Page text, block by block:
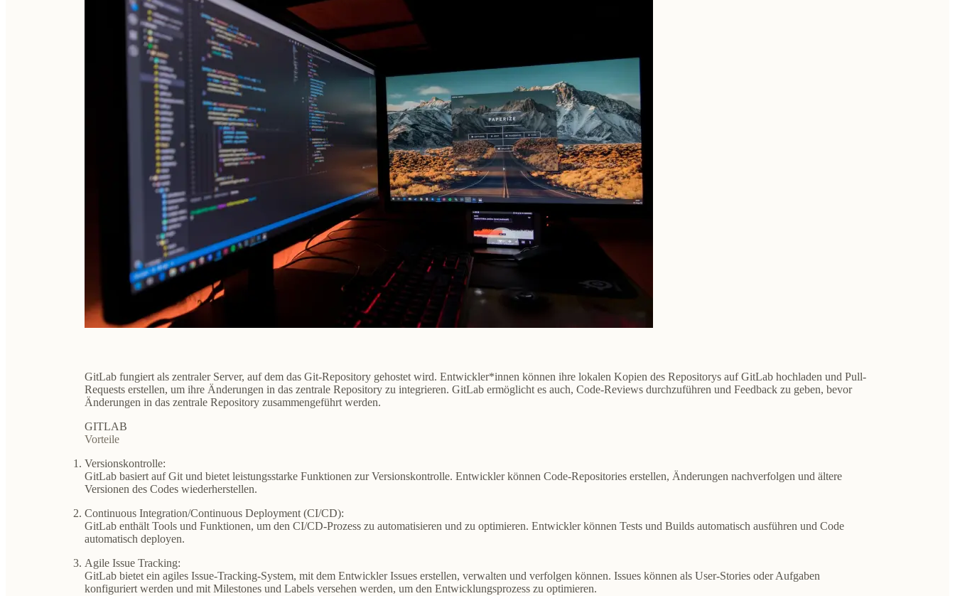
GitLab fungiert als zentraler Server, auf dem das Git-Repository gehostet wird. Entwickler*innen können ihre lokalen Kopien des Repositorys auf GitLab hochladen und Pull-
Requests erstellen, um ihre Änderungen in das zentrale Repository zu integrieren. GitLab ermöglicht es auch, Code-Reviews durchzuführen und Feedback zu geben, bevor
Änderungen in das zentrale Repository zusammengeführt werden.
GITLAB
Vorteile
Versionskontrolle:
GitLab basiert auf Git und bietet leistungsstarke Funktionen zur Versionskontrolle. Entwickler können Code-Repositories erstellen, Änderungen nachverfolgen und ältere
Versionen des Codes wiederherstellen.
Continuous Integration/Continuous Deployment (CI/CD):
GitLab enthält Tools und Funktionen, um den CI/CD-Prozess zu automatisieren und zu optimieren. Entwickler können Tests und Builds automatisch ausführen und Code
automatisch deployen.
Agile Issue Tracking:
GitLab bietet ein agiles Issue-Tracking-System, mit dem Entwickler Issues erstellen, verwalten und verfolgen können. Issues können als User-Stories oder Aufgaben
konfiguriert werden und mit Milestones und Labels versehen werden, um den Entwicklungsprozess zu optimieren.